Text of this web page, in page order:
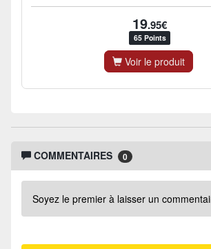
19.95€
65 Points
Voir le produit
COMMENTAIRES 0
Soyez le premier à laisser un